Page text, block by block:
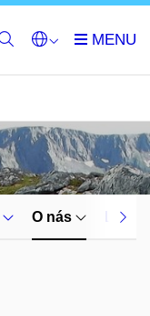
O nás Lidé